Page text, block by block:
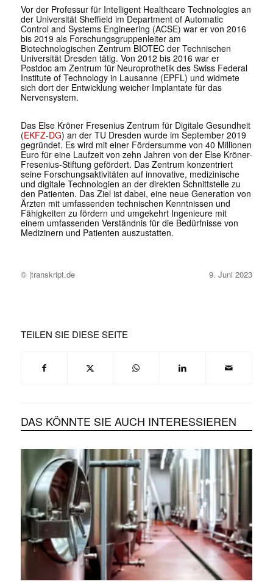
Vor der Professur für Intelligent Healthcare Technologies an
der Universität Sheffield im Department of Automatic
Control and Systems Engineering (ACSE) war er von 2016
bis 2019 als Forschungsgruppenleiter am
Biotechnologischen Zentrum BIOTEC der Technischen
Universität Dresden tätig. Von 2012 bis 2016 war er
Postdoc am Zentrum für Neuroprothetik des Swiss Federal
Institute of Technology in Lausanne (EPFL) und widmete
sich dort der Entwicklung weicher Implantate für das
Nervensystem.
Das Else Kröner Fresenius Zentrum für Digitale Gesundheit
(EKFZ-DG) an der TU Dresden wurde im September 2019
gegründet. Es wird mit einer Fördersumme von 40 Millionen
Euro für eine Laufzeit von zehn Jahren von der Else Kröner-
Fresenius-Stiftung gefördert. Das Zentrum konzentriert
seine Forschungsaktivitäten auf innovative, medizinische
und digitale Technologien an der direkten Schnittstelle zu
den Patienten. Das Ziel ist dabei, eine neue Generation von
Ärzten mit umfassenden technischen Kenntnissen und
Fähigkeiten zu fördern und umgekehrt Ingenieure mit
einem umfassenden Verständnis für die Bedürfnisse von
Medizinern und Patienten auszustatten.
© |transkript.de 9. Juni 2023
TEILEN SIE DIESE SEITE
DAS KÖNNTE SIE AUCH INTERESSIEREN